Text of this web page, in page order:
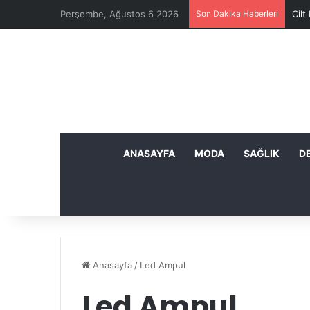
Perşembe, Ağustos 6 2026 Son Dakika Haberleri Cilt
ANASAYFA MODA SAĞLIK
Anasayfa / Led Ampul